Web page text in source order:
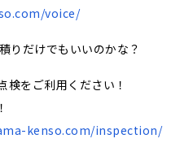
voice/
りだけでもいいのかな？
をご利用ください！
kenso.com/inspection/